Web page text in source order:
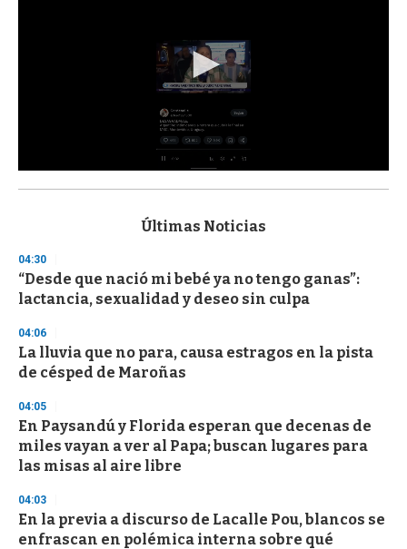
s
d
s
o
f
3
s
e
c
n
d
Últimas Noticias
04:30
“Desde que nació mi bebé ya no tengo ganas”:
lactancia, sexualidad y deseo sin culpa
04:06
La lluvia que no para, causa estragos en la pista
de césped de Maroñas
04:05
En Paysandú y Florida esperan que decenas de
miles vayan a ver al Papa; buscan lugares para
las misas al aire libre
04:03
En la previa a discurso de Lacalle Pou, blancos se
enfrascan en polémica interna sobre qué